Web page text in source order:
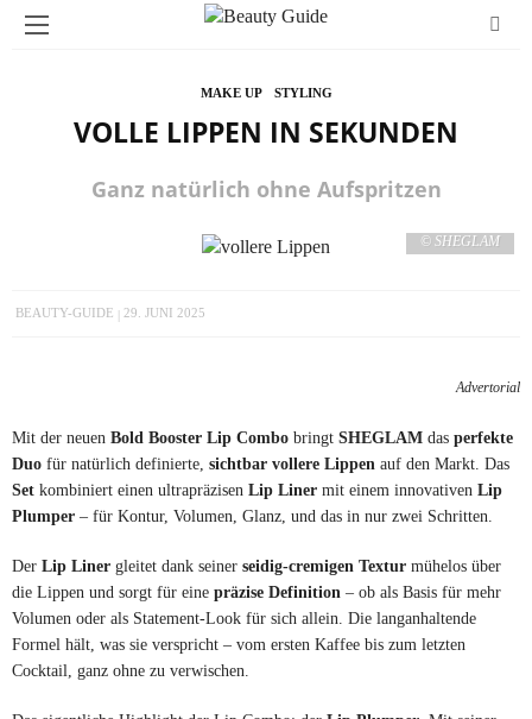
MAKE UP STYLING
VOLLE LIPPEN IN SEKUNDEN
Ganz natürlich ohne Aufspritzen
© SHEGLAM
BEAUTY-GUIDE 29. JUNI 2025
Advertorial
Mit der neuen Bold Booster Lip Combo bringt SHEGLAM das perfekte
Duo für natürlich definierte, sichtbar vollere Lippen auf den Markt. Das
Set kombiniert einen ultrapräzisen Lip Liner mit einem innovativen Lip
Plumper – für Kontur, Volumen, Glanz, und das in nur zwei Schritten.
Der Lip Liner gleitet dank seiner seidig-cremigen Textur mühelos über
die Lippen und sorgt für eine präzise Definition – ob als Basis für mehr
Volumen oder als Statement-Look für sich allein. Die langanhaltende
Formel hält, was sie verspricht – vom ersten Kaffee bis zum letzten
Cocktail, ganz ohne zu verwischen.